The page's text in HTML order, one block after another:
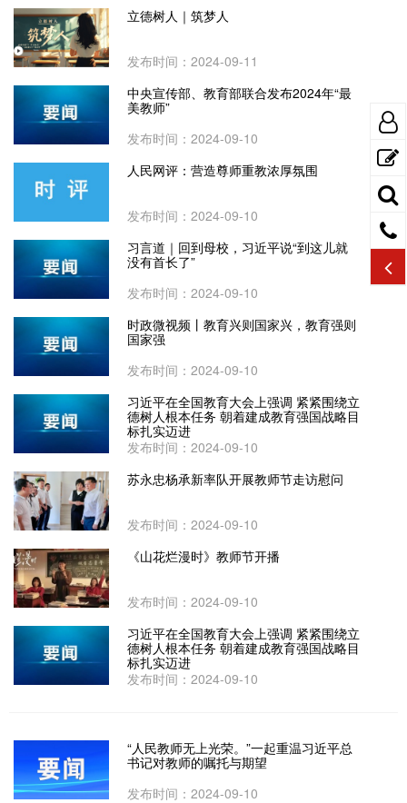
立德树人｜筑梦人
发布时间：2024-09-11
中央宣传部、教育部联合发布2024年“最
美教师”
发布时间：2024-09-10
人民网评：营造尊师重教浓厚氛围
发布时间：2024-09-10
习言道｜回到母校，习近平说“到这儿就
没有首长了”
发布时间：2024-09-10
时政微视频丨教育兴则国家兴，教育强则
国家强
发布时间：2024-09-10
习近平在全国教育大会上强调 紧紧围绕立
德树人根本任务 朝着建成教育强国战略目
标扎实迈进
发布时间：2024-09-10
苏永忠杨承新率队开展教师节走访慰问
发布时间：2024-09-10
《山花烂漫时》教师节开播
发布时间：2024-09-10
习近平在全国教育大会上强调 紧紧围绕立
德树人根本任务 朝着建成教育强国战略目
标扎实迈进
发布时间：2024-09-10
“人民教师无上光荣。”一起重温习近平总
书记对教师的嘱托与期望
发布时间：2024-09-10